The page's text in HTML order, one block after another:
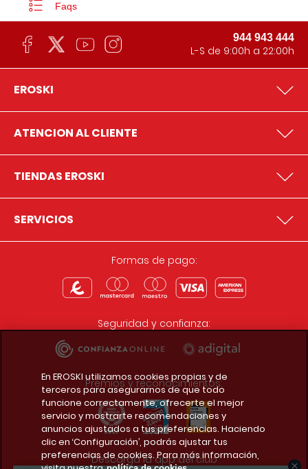
Faqs
944 943 444
L-S de 9:00h a 22:00h
EROSKI
ATENCION AL CLIENTE
TIENDAS EROSKI
SERVICIOS
Formas de pago:
Seguridad y confianza:
Premios y reconocimientos:
Descarga la app del club
En EROSKI utilizamos cookies propias y de
terceros para asegurarnos de que todo
funcione correctamente, ofrecerte el mejor
servicio y mostrarte recomendaciones y
anuncios ajustados a tus preferencias. Haciendo
clic en ‘Configuración’, podrás ajustar tus
preferencias de cookies. Para más información,